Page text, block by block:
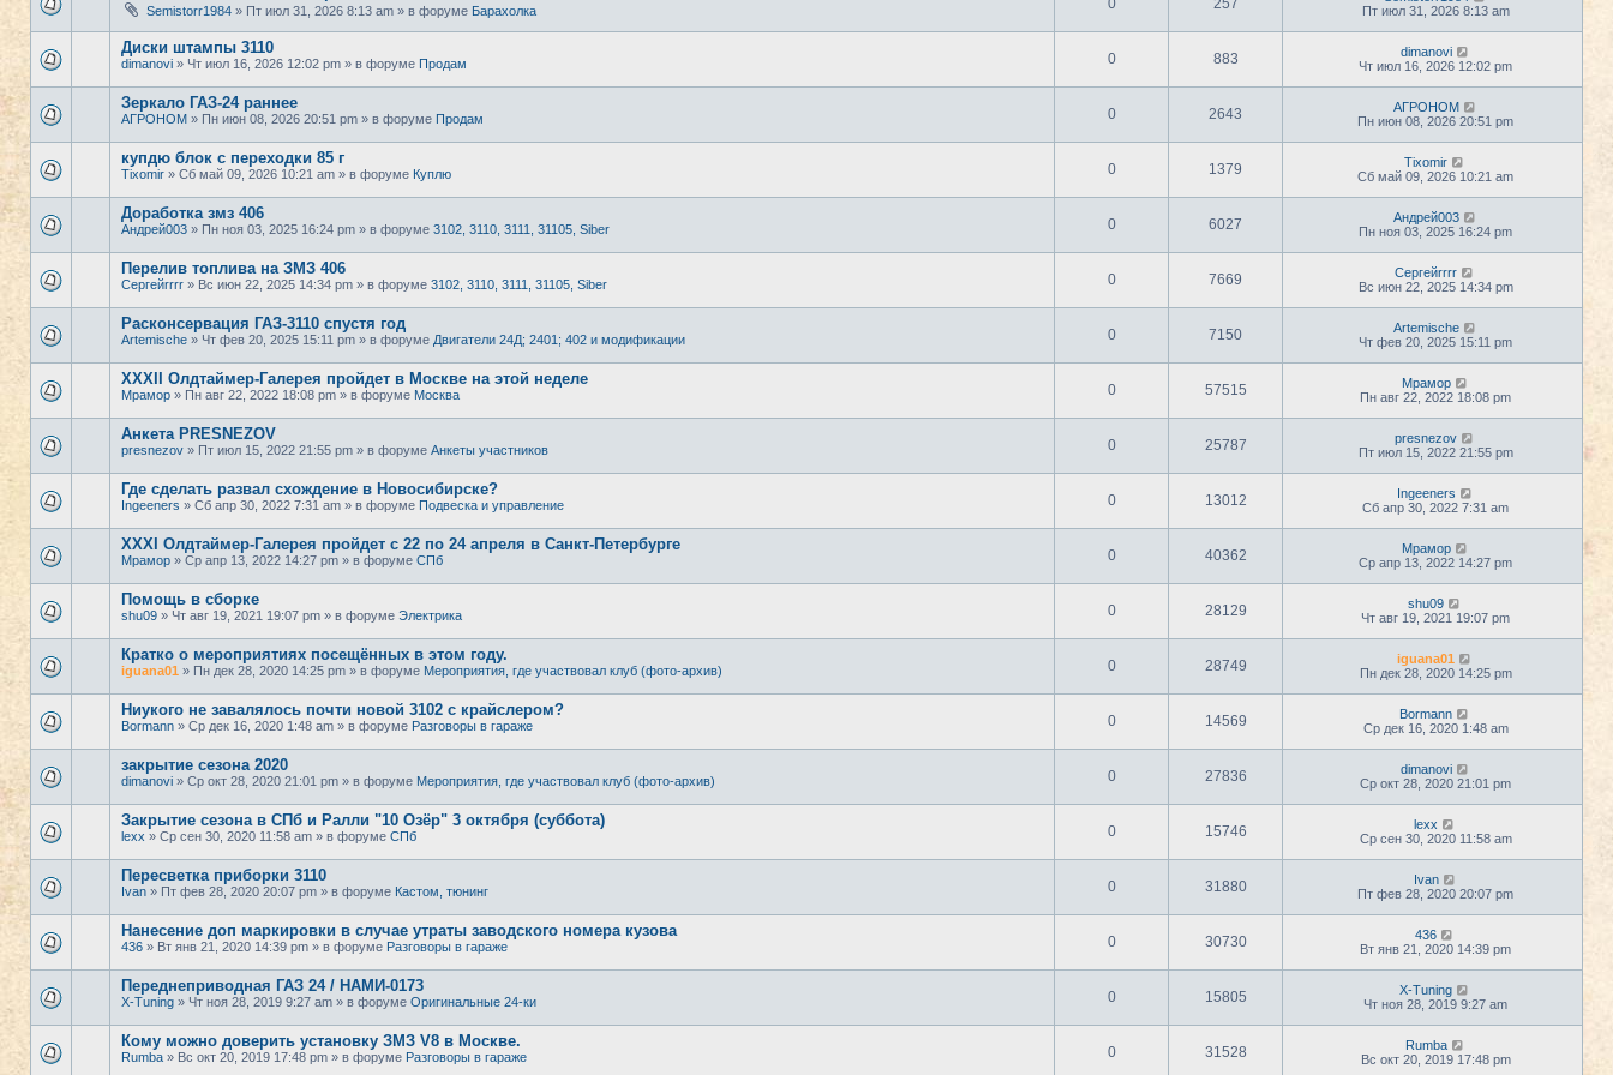
Semistorr1984 » Пт июл 31, 2026 8:13 am » в форуме Барахолка
Пт июл 31, 2026 8:13 am
Диски штампы 3110
dimanovi » Чт июл 16, 2026 12:02 pm » в форуме Продам 0 883
dimanovi
Чт июл 16, 2026 12:02 pm
Зеркало ГАЗ-24 раннее
АГРОНОМ » Пн июн 08, 2026 20:51 pm » в форуме Продам 0 2643
АГРОНОМ
Пн июн 08, 2026 20:51 pm
купдю блок с переходки 85 г
Tixomir » Сб май 09, 2026 10:21 am » в форуме Куплю 0 1379
Tixomir
Сб май 09, 2026 10:21 am
Доработка змз 406
Андрей003 » Пн ноя 03, 2025 16:24 pm » в форуме 3102, 3110, 3111, 31105, Siber 0 6027
Андрей003
Пн ноя 03, 2025 16:24 pm
Перелив топлива на ЗМЗ 406
Сергейrrrr » Вс июн 22, 2025 14:34 pm » в форуме 3102, 3110, 3111, 31105, Siber 0 7669
Сергейrrrr
Вс июн 22, 2025 14:34 pm
Расконсервация ГАЗ-3110 спустя год
Artemische » Чт фев 20, 2025 15:11 pm » в форуме Двигатели 24Д; 2401; 402 и модификации 0 7150
Artemische
Чт фев 20, 2025 15:11 pm
XXXII Олдтаймер-Галерея пройдет в Москве на этой неделе
Мрамор » Пн авг 22, 2022 18:08 pm » в форуме Москва 0 57515
Мрамор
Пн авг 22, 2022 18:08 pm
Анкета PRESNEZOV
presnezov » Пт июл 15, 2022 21:55 pm » в форуме Анкеты участников 0 25787
presnezov
Пт июл 15, 2022 21:55 pm
Где сделать развал схождение в Новосибирске?
Ingeeners » Сб апр 30, 2022 7:31 am » в форуме Подвеска и управление 0 13012
Ingeeners
Сб апр 30, 2022 7:31 am
XXXI Олдтаймер-Галерея пройдет с 22 по 24 апреля в Санкт-Петербурге
Мрамор » Ср апр 13, 2022 14:27 pm » в форуме СПб 0 40362
Мрамор
Ср апр 13, 2022 14:27 pm
Помощь в сборке
shu09 » Чт авг 19, 2021 19:07 pm » в форуме Электрика 0 28129
shu09
Чт авг 19, 2021 19:07 pm
Кратко о мероприятиях посещённых в этом году.
iguana01 » Пн дек 28, 2020 14:25 pm » в форуме Мероприятия, где участвовал клуб (фото-архив) 0 28749
iguana01
Пн дек 28, 2020 14:25 pm
Ниукого не завалялось почти новой 3102 с крайслером?
Bormann » Ср дек 16, 2020 1:48 am » в форуме Разговоры в гараже 0 14569
Bormann
Ср дек 16, 2020 1:48 am
закрытие сезона 2020
dimanovi » Ср окт 28, 2020 21:01 pm » в форуме Мероприятия, где участвовал клуб (фото-архив) 0 27836
dimanovi
Ср окт 28, 2020 21:01 pm
Закрытие сезона в СПб и Ралли "10 Озёр" 3 октября (суббота)
lexx » Ср сен 30, 2020 11:58 am » в форуме СПб 0 15746
lexx
Ср сен 30, 2020 11:58 am
Пересветка приборки 3110
Ivan » Пт фев 28, 2020 20:07 pm » в форуме Кастом, тюнинг 0 31880
Ivan
Пт фев 28, 2020 20:07 pm
Нанесение доп маркировки в случае утраты заводского номера кузова
436 » Вт янв 21, 2020 14:39 pm » в форуме Разговоры в гараже 0 30730
436
Вт янв 21, 2020 14:39 pm
Переднеприводная ГАЗ 24 / НАМИ-0173
X-Tuning » Чт ноя 28, 2019 9:27 am » в форуме Оригинальные 24-ки 0 15805
X-Tuning
Чт ноя 28, 2019 9:27 am
Кому можно доверить установку ЗМЗ V8 в Москве.
Rumba » Вс окт 20, 2019 17:48 pm » в форуме Разговоры в гараже 0 31528
Rumba
Вс окт 20, 2019 17:48 pm